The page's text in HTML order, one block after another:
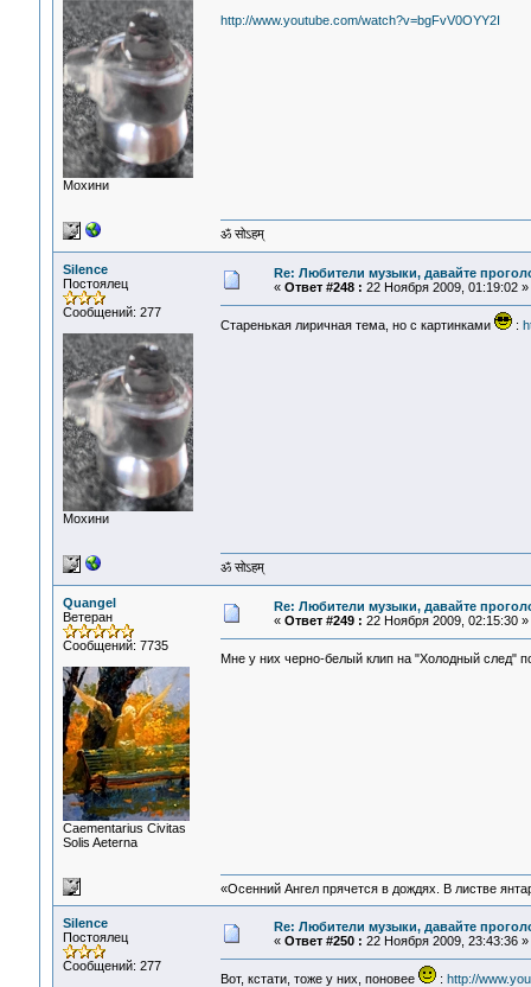
Мохини
http://www.youtube.com/watch?v=bgFvV0OYY2I
ॐ सोऽहम्
Silence
Постоялец
Сообщений: 277
Мохини
Re: Любители музыки, давайте
« Ответ #248 : 22 Ноября 2009, 01:19:02 »
Старенькая лиричная тема, но с картинками :
ॐ सोऽहम्
Quangel
Ветеран
Сообщений: 7735
Сaementarius Civitas
Solis Aeterna
Re: Любители музыки, давайте
« Ответ #249 : 22 Ноября 2009, 02:15:30 »
Мне у них черно-белый клип на "Холодный след"
«Осенний Ангел прячется в дождях. В листве
Silence
Постоялец
Сообщений: 277
Re: Любители музыки, давайте
« Ответ #250 : 22 Ноября 2009, 23:43:36 »
Вот, кстати, тоже у них, поновее : http://